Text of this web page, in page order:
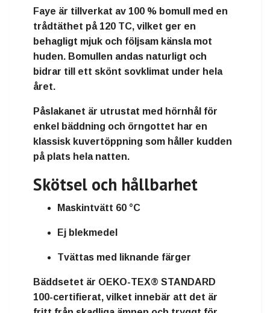
Faye är tillverkat av 100 % bomull med en
trådtäthet på 120 TC, vilket ger en
behagligt mjuk och följsam känsla mot
huden. Bomullen andas naturligt och
bidrar till ett skönt sovklimat under hela
året.
Påslakanet är utrustat med hörnhål för
enkel bäddning och örngottet har en
klassisk kuvertöppning som håller kudden
på plats hela natten.
Skötsel och hållbarhet
Maskintvätt 60 °C
Ej blekmedel
Tvättas med liknande färger
Bäddsetet är OEKO-TEX® STANDARD
100-certifierat, vilket innebär att det är